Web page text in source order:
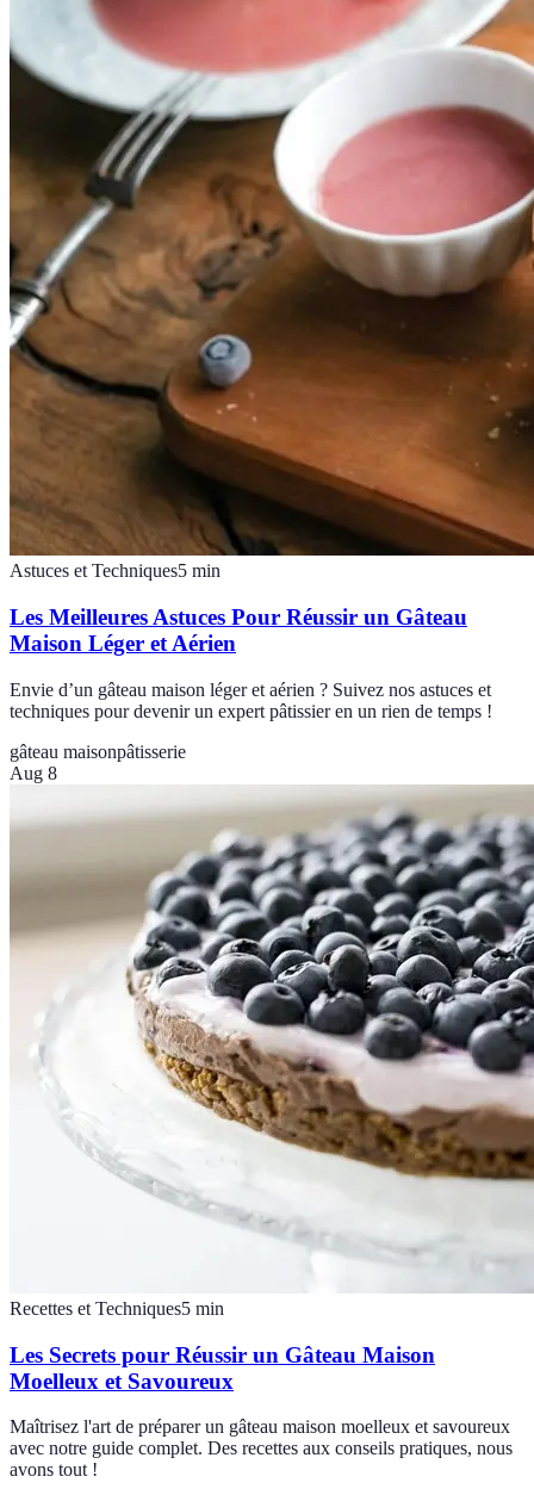
Astuces et Techniques5 min
Les Meilleures Astuces Pour Réussir un Gâteau
Maison Léger et Aérien
Envie d’un gâteau maison léger et aérien ? Suivez nos astuces et
techniques pour devenir un expert pâtissier en un rien de temps !
gâteau maisonpâtisserie
Aug 8
Recettes et Techniques5 min
Les Secrets pour Réussir un Gâteau Maison
Moelleux et Savoureux
Maîtrisez l'art de préparer un gâteau maison moelleux et savoureux
avec notre guide complet. Des recettes aux conseils pratiques, nous
avons tout !